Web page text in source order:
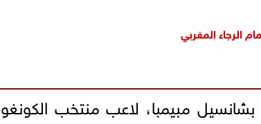
الرجاء المغربي
مبيمبا، لاعب منتخب الكونغو